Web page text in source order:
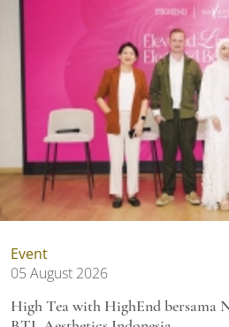
Event
05 August 2026
High Tea with HighEnd bersama